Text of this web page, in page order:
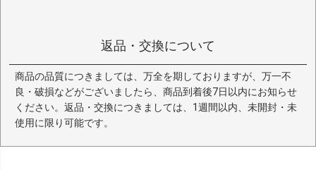
返品・交換について
商品の品質につきましては、万全を期しておりますが、万一不
良・破損などがございましたら、商品到着後7日以内にお知らせ
ください。返品・交換につきましては、1週間以内、未開封・未
使用に限り可能です。